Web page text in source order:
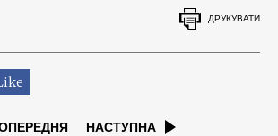
ДРУКУВАТИ
НАСТУПНА